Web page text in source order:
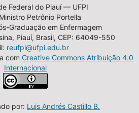
Federal do Piauí — UFPI
Petrônio Portella
Graduação em Enfermagem
Piauí, Brasil, CEP: 64049-550
reufpi@ufpi.edu.br
com Creative Commons Atribuição 4.0
Internacional
por: Luis Andrés Castillo B.